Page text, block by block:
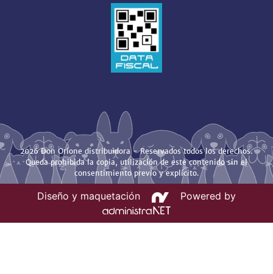
2026 Don Orione distribuidora - Reservados todos los derechos.
Queda prohibida la copia, utilización de este contenido sin el
consentimiento previo y explícito.
Diseño y maquetación Powered by